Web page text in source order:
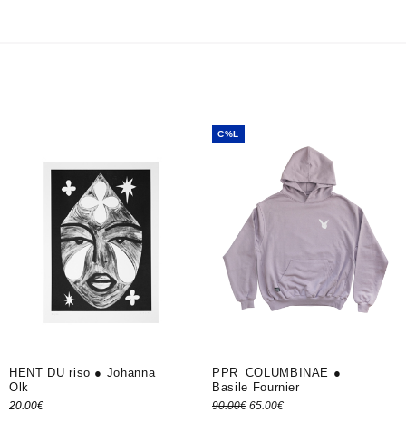
HENT DU riso ● Johanna
Olk
20.00€
C%L
PPR_COLUMBINAE ●
Basile Fournier
90.00€ Le prix
65.00€Le prix